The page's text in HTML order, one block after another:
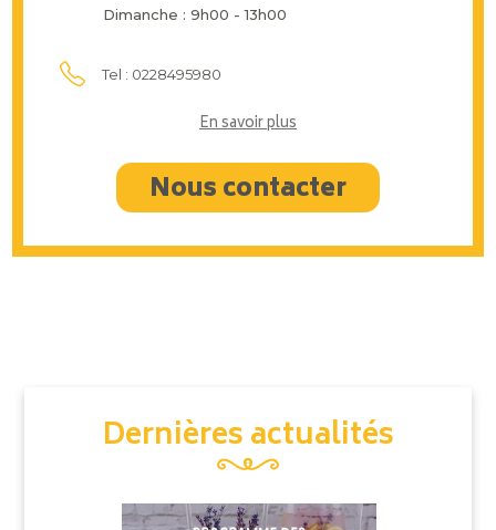
Dimanche : 9h00 - 13h00
Tel : 0228495980
En savoir plus
Nous contacter
Dernières actualités